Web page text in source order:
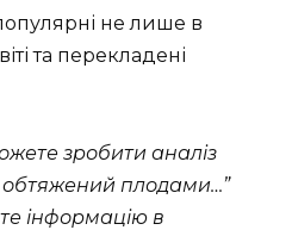
не лише в
та перекладені
зробити аналіз
обтяжений плодами…”
інформацію в